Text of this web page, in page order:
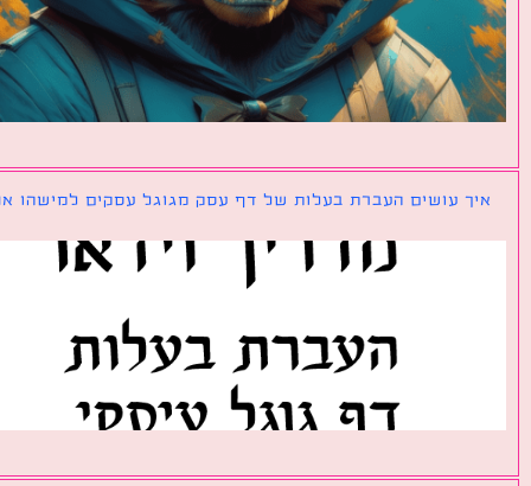
עושים העברת בעלות של דף עסק מגוגל עסקים למישהו אחר?